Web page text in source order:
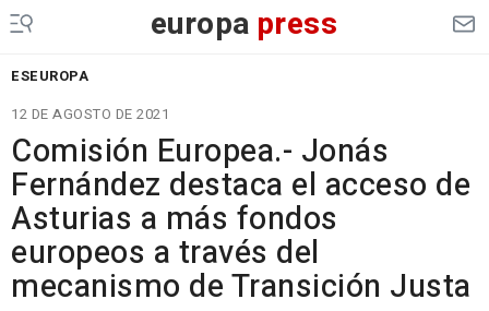
europa press
ESEUROPA
12 DE AGOSTO DE 2021
Comisión Europea.- Jonás
Fernández destaca el acceso de
Asturias a más fondos
europeos a través del
mecanismo de Transición Justa